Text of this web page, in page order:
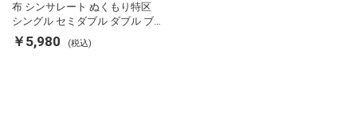
布 シンサレート ぬくもり特区
シングル セミダブル ダブル ブ
ランケット 掛け布団カバー フラ
ンネル 保温 蓄熱 吸湿 発熱 断熱
￥5,980 (税込)